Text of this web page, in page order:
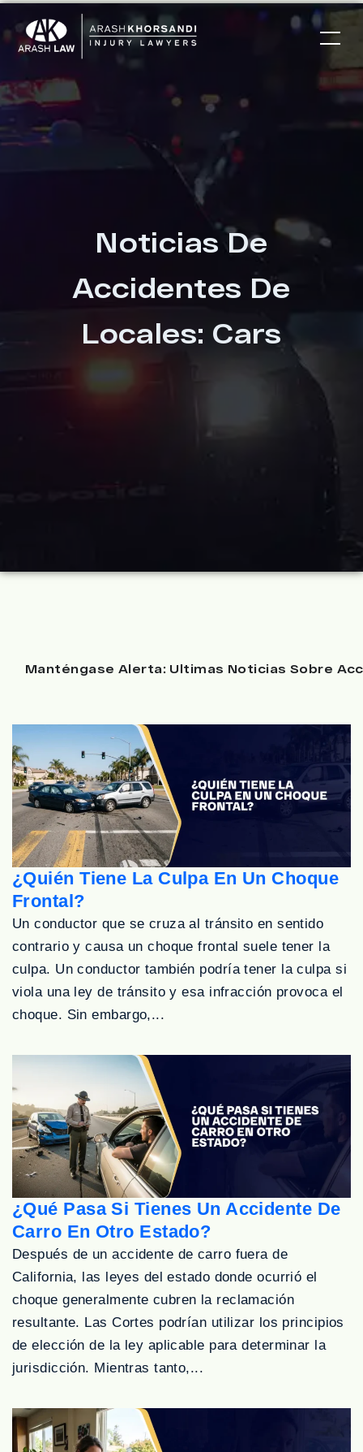
Noticias De
Accidentes De
Locales: Cars
Manténgase Alerta: Ultimas Noticias Sobre
¿Quién Tiene La Culpa En Un Choque
Frontal?
Un conductor que se cruza al tránsito en sentido
contrario y causa un choque frontal suele tener la
culpa. Un conductor también podría tener la culpa si
viola una ley de tránsito y esa infracción provoca el
choque. Sin embargo,...
¿Qué Pasa Si Tienes Un Accidente De
Carro En Otro Estado?
Después de un accidente de carro fuera de
California, las leyes del estado donde ocurrió el
choque generalmente cubren la reclamación
resultante. Las Cortes podrían utilizar los principios
de elección de la ley aplicable para determinar la
jurisdicción. Mientras tanto,...